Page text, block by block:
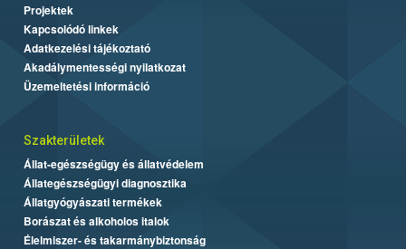
Projektek
Kapcsolódó linkek
Adatkezelési tájékoztató
Akadálymentességi nyilatkozat
Üzemeltetési információ
Szakterületek
Állat-egészségügy és állatvédelem
Állategészségügyi diagnosztika
Állatgyógyászati termékek
Borászat és alkoholos italok
Élelmiszer- és takarmánybiztonság